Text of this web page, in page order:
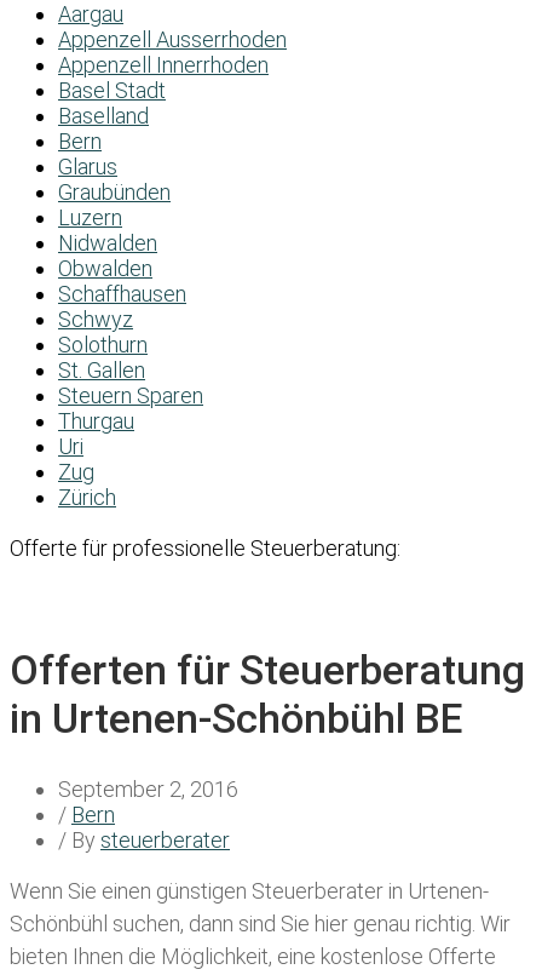
Aargau
Appenzell Ausserrhoden
Appenzell Innerrhoden
Basel Stadt
Baselland
Bern
Glarus
Graubünden
Luzern
Nidwalden
Obwalden
Schaffhausen
Schwyz
Solothurn
St. Gallen
Steuern Sparen
Thurgau
Uri
Zug
Zürich
Offerte für professionelle Steuerberatung:
Offerten für Steuerberatung
in Urtenen-Schönbühl BE
September 2, 2016
/ Bern
/ By steuerberater
Wenn Sie einen günstigen Steuerberater in Urtenen-
Schönbühl suchen, dann sind Sie hier genau richtig. Wir
bieten Ihnen die Möglichkeit, eine kostenlose Offerte